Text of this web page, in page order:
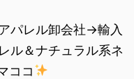
パレル卸会社→輸入
ル＆ナチュラル系ネ
ココ